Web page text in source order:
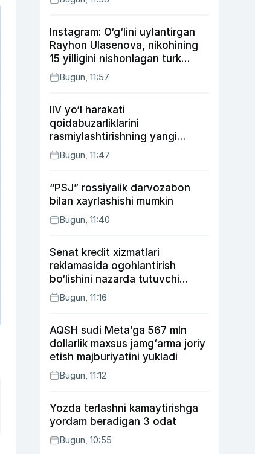
Instagram: O‘g‘lini uylantirgan
Rayhon Ulasenova, nikohining
15 yilligini nishonlagan turk
aktyorlari va Kamelot qasriga
sayohat qilgan Zebo Rahimova
Bugun, 11:57
IIV yo‘l harakati
qoidabuzarliklarini
rasmiylashtirishning yangi
tartibini taklif qildi
Bugun, 11:47
“PSJ” rossiyalik darvozabon
bilan xayrlashishi mumkin
Bugun, 11:40
Senat kredit xizmatlari
reklamasida ogohlantirish
bo‘lishini nazarda tutuvchi
qonunni ma’qulladi
Bugun, 11:16
AQSH sudi Meta’ga 567 mln
dollarlik maxsus jamg‘arma joriy
etish majburiyatini yukladi
Bugun, 11:12
Yozda terlashni kamaytirishga
yordam beradigan 3 odat
Bugun, 10:55